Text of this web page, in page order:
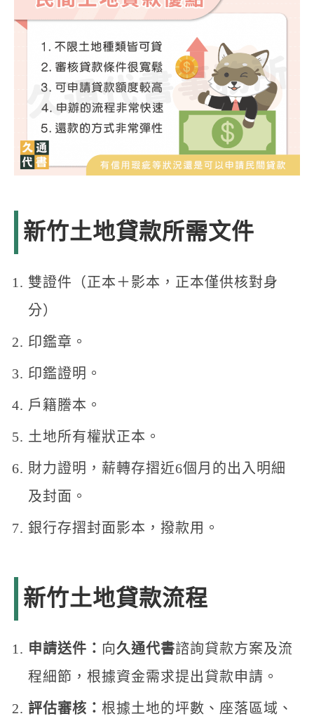
新竹土地貸款所需文件
雙證件（正本＋影本，正本僅供核對身
分）
印鑑章。
印鑑證明。
戶籍謄本。
土地所有權狀正本。
財力證明，薪轉存摺近6個月的出入明細
及封面。
銀行存摺封面影本，撥款用。
新竹土地貸款流程
申請送件： 向久通代書諮詢貸款方案及流
程細節，根據資金需求提出貸款申請。
評估審核： 根據土地的坪數、座落區域、